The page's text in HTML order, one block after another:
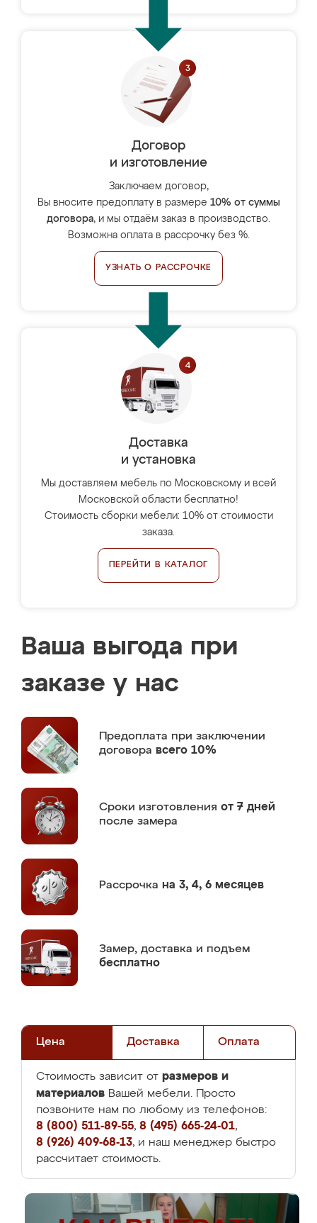
Договор
и изготовление
Заключаем договор,
Вы вносите предоплату в размере 10% от суммы
договора, и мы отдаём заказ в производство.
Возможна оплата в рассрочку без %.
УЗНАТЬ О РАССРОЧКЕ
Доставка
и установка
Мы доставляем мебель по Московскому и всей
Московской области бесплатно!
Стоимость сборки мебели: 10% от стоимости
заказа.
ПЕРЕЙТИ В КАТАЛОГ
Ваша выгода при
заказе у нас
Предоплата при заключении
договора всего 10%
Сроки изготовления от 7 дней
после замера
Рассрочка на 3, 4, 6 месяцев
Замер, доставка и подъем
бесплатно
Цена Доставка Оплата
Стоимость зависит от размеров и
материалов Вашей мебели. Просто
позвоните нам по любому из телефонов:
8 (800) 511-89-55, 8 (495) 665-24-01,
8 (926) 409-68-13, и наш менеджер быстро
рассчитает стоимость.